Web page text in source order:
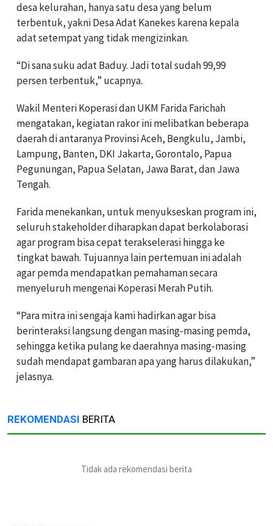
desa kelurahan, hanya satu desa yang belum
terbentuk, yakni Desa Adat Kanekes karena kepala
adat setempat yang tidak mengizinkan.
“Di sana suku adat Baduy. Jadi total sudah 99,99
persen terbentuk,” ucapnya.
Wakil Menteri Koperasi dan UKM Farida Farichah
mengatakan, kegiatan rakor ini melibatkan beberapa
daerah di antaranya Provinsi Aceh, Bengkulu, Jambi,
Lampung, Banten, DKI Jakarta, Gorontalo, Papua
Pegunungan, Papua Selatan, Jawa Barat, dan Jawa
Tengah.
Farida menekankan, untuk menyukseskan program ini,
seluruh stakeholder diharapkan dapat berkolaborasi
agar program bisa cepat terakselerasi hingga ke
tingkat bawah. Tujuannya lain pertemuan ini adalah
agar pemda mendapatkan pemahaman secara
menyeluruh mengenai Koperasi Merah Putih.
“Para mitra ini sengaja kami hadirkan agar bisa
berinteraksi langsung dengan masing-masing pemda,
sehingga ketika pulang ke daerahnya masing-masing
sudah mendapat gambaran apa yang harus dilakukan,”
jelasnya.
REKOMENDASI BERITA
Tidak ada rekomendasi berita